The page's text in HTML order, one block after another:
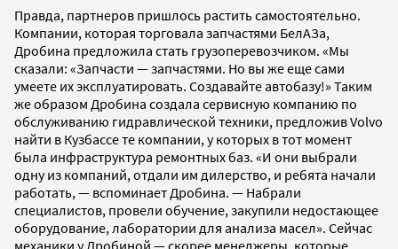
Правда, партнеров пришлось растить самостоятельно.
Компании, которая торговала запчастями БелАЗа,
Дробина предложила стать грузоперевозчиком. «Мы
сказали: «Запчасти — запчастями. Но вы же еще сами
умеете их эксплуатировать. Создавайте автобазу!» Таким
же образом Дробина создала сервисную компанию по
обслуживанию гидравлической техники, предложив Volvo
найти в Кузбассе те компании, у которых в тот момент
была инфраструктура ремонтных баз. «И они выбрали
одну из компаний, отдали им дилерство, и ребята начали
работать, — вспоминает Дробина. — Набрали
специалистов, провели обучение, закупили недостающее
оборудование, лаборатории для анализа масел». Сейчас
механики у Дробиной — скорее менеджеры, которые